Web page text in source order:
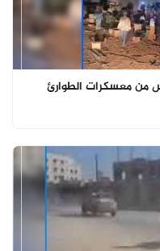
من معسكرات الطوارئ